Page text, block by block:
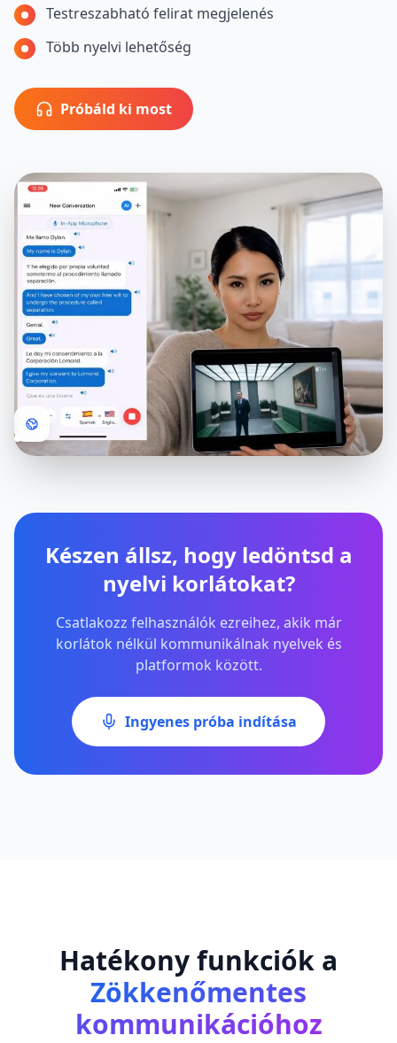
Testreszabható felirat megjelenés
Több nyelvi lehetőség
Próbáld ki most
Készen állsz, hogy ledöntsd a
nyelvi korlátokat?
Csatlakozz felhasználók ezreihez, akik már
korlátok nélkül kommunikálnak nyelvek és
platformok között.
Ingyenes próba indítása
Hatékony funkciók a
Zökkenőmentes
kommunikációhoz